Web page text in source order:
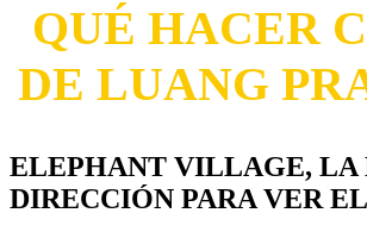
QUÉ HACER
DE LUANG
ELEPHANT VILLAGE, LA
DIRECCIÓN PARA VER